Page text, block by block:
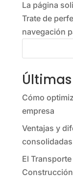
La página
Trate de
navegación
Cómo
empresa
Ventajas y
El
Construcción